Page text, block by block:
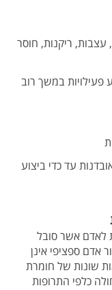
ריקנות, חוסר
פעילויות במשך רוב
עד כדי ביצוע
לאדם אשר סובל
אדם ספציפי אינן
שונות של חומרת
כלפי התרופות